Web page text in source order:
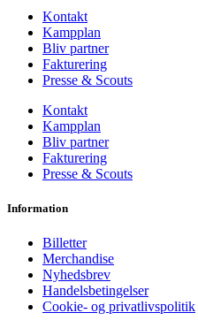
Kontakt
Kampplan
Bliv partner
Fakturering
Presse & Scouts
Kontakt
Kampplan
Bliv partner
Fakturering
Presse & Scouts
Information
Billetter
Merchandise
Nyhedsbrev
Handelsbetingelser
Cookie- og privatlivspolitik